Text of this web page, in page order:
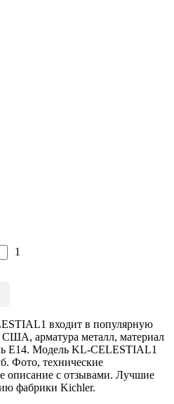
1
входит в популярную
арматура металл, материал
E14. Модель KL-CELESTIAL1
Фото, технические
описание с отзывами. Лучшие
фабрики Kichler.